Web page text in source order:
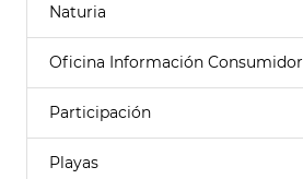
Naturia
Oficina Información Consumidor
Participación
Playas